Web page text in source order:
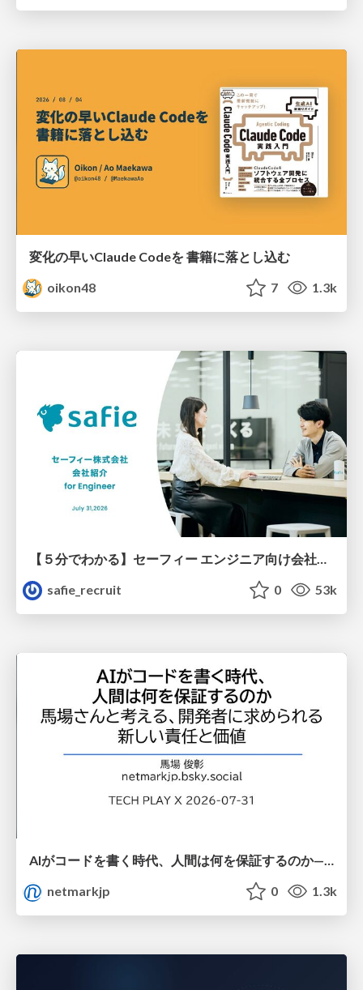
変化の早いClaude Codeを 書籍に落とし込む
oikon48
7 1.3k
safie_recruit
0 53k
AIがコードを書く時代、人間は何を保証するのか———馬場さんと考える、開発者に求められる新しい責任と価値 - TECH PLAY
netmarkjp
0 1.3k